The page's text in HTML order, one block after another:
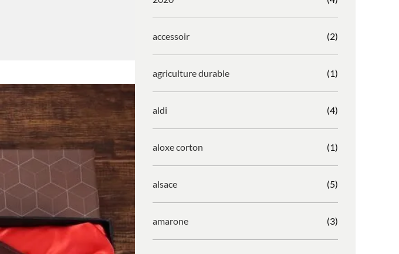
accessoir (2)
agriculture durable (1)
aldi (4)
aloxe corton (1)
alsace (5)
amarone (3)